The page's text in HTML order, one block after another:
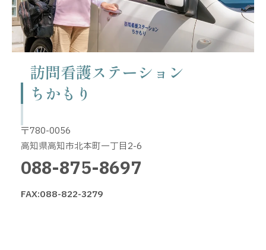
訪問看護ステーション
ちかもり
〒780-0056
高知県高知市北本町一丁目2-6
088-875-8697
FAX:088-822-3279